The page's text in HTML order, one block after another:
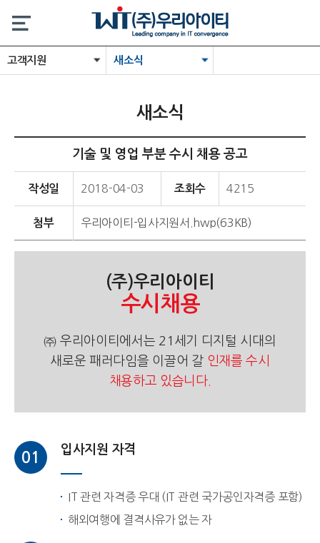
고객지원 새소식
새소식
기술 및 영업 부분 수시 채용 공고
작성일 2018-04-03 조회수 4215
첨부 우리아이티-입사지원서.hwp(63KB)
(주)우리아이티
수시채용
㈜ 우리아이티에서는 21세기 디지털 시대의
새로운 패러다임을 이끌어 갈 인재를 수시
채용하고 있습니다.
01 입사지원 자격
IT 관련 자격증 우대 (IT 관련 국가공인자격증 포함)
해외여행에 결격사유가 없는 자